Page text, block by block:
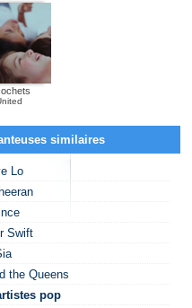
similaires
Lo
Swift
the Queens
pop